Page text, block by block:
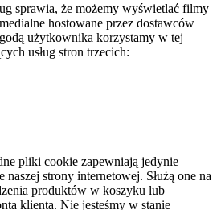
sprawia, że możemy wyświetlać filmy
hostowane przez dostawców
użytkownika korzystamy w tej
usług stron trzecich:
pliki cookie zapewniają jedynie
strony internetowej. Służą one na
produktów w koszyku lub
klienta. Nie jesteśmy w stanie